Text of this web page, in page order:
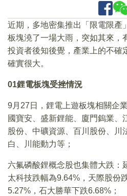
近期，多地密集推出「限電限產
板塊澆了一場大雨，突如其來，
投資者後知後覺，產業上的不確
確實很大。
01鋰電板塊受挫情況
9月27日，鋰電上遊板塊相關企
國寶安、盛新鋰能、廈門鎢業、
股份、中礦資源、百川股份、川
白、川能動力等；
六氟磷酸鋰概念股也集體大跌：
太科技跌幅為9.64%，天際股份
5.27%，石大勝華下跌6.68%；